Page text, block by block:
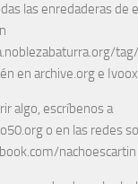
las enredaderas de
en archive.org e
algo, escríbenos a
o en las redes
nachoescartin